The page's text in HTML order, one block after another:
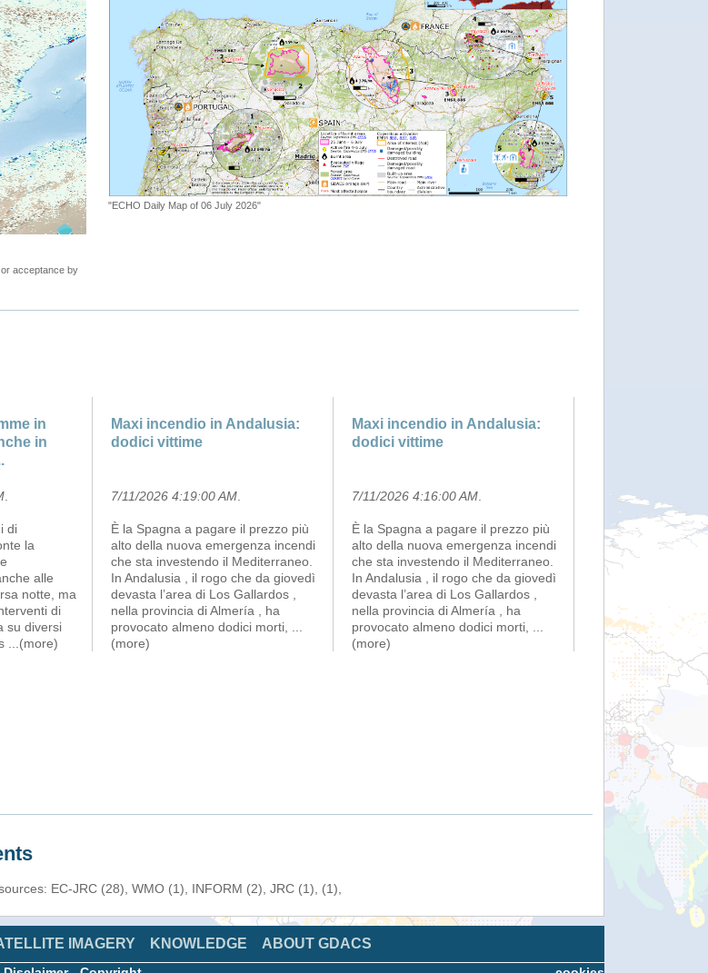
acceptance by
"ECHO Daily Map of 06 July 2026"
in
in
di
la
alle
notte, ma
di
su diversi
...(more)
Maxi incendio in Andalusia:
dodici vittime
7/11/2026 4:19:00 AM
È la Spagna a pagare il prezzo più
alto della nuova emergenza incendi
che sta investendo il Mediterraneo.
In Andalusia , il rogo che da giovedì
devasta l’area di Los Gallardos ,
nella provincia di Almería , ha
provocato almeno dodici morti,
(more)
Maxi incendio in Andalusia:
dodici vittime
7/11/2026 4:16:00 AM
È la Spagna a pagare il prezzo più
alto della nuova emergenza incendi
che sta investendo il Mediterraneo.
In Andalusia , il rogo che da giovedì
devasta l’area di Los Gallardos ,
nella provincia di Almería , ha
provocato almeno dodici morti,
(more)
EC-JRC (28), WMO (1), INFORM (2), JRC (1), (1),
IMAGERY KNOWLEDGE ABOUT GDACS